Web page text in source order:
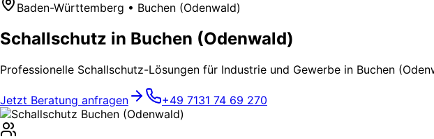
Baden-Württemberg • Buchen (Odenwald)
Schallschutz in Buchen (Odenwald)
Professionelle Schallschutz-Lösungen für Industrie und Gewerbe in Buchen
Jetzt Beratung anfragen +49 7131 74 69 270